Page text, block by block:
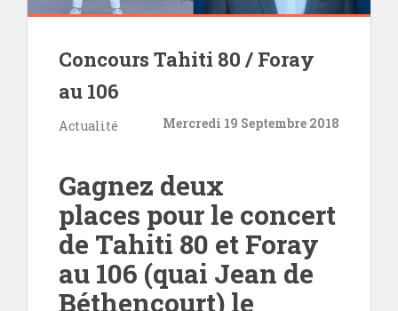
Concours Tahiti 80 / Foray
au 106
Actualité Mercredi 19 Septembre 2018
Gagnez deux
places pour le concert
de Tahiti 80 et Foray
au 106 (quai Jean de
Béthencourt) le